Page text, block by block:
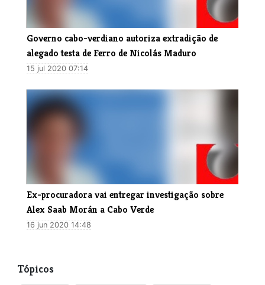
Governo cabo-verdiano autoriza extradição de
alegado testa de Ferro de Nicolás Maduro
15 jul 2020 07:14
Ex-procuradora vai entregar investigação sobre
Alex Saab Morán a Cabo Verde
16 jun 2020 14:48
Tópicos